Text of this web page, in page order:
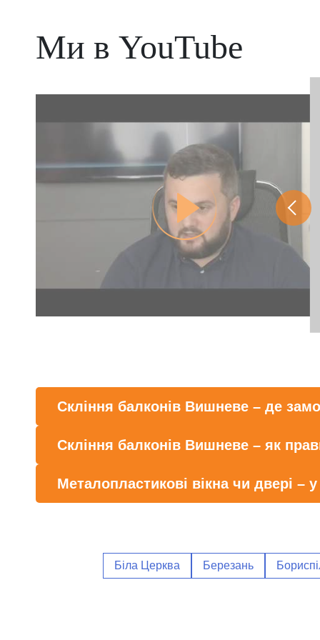
Ми в YouTube
Скління балконів Вишневе – де
Скління балконів Вишневе – як
Металопластикові вікна чи двері –
Біла Церква Березань